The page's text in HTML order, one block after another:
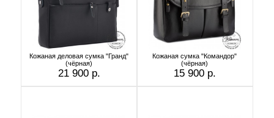
Кожаная деловая сумка "Гранд"
(чёрная)
21 900 р.
Кожаная сумка "Командор"
(чёрная)
15 900 р.